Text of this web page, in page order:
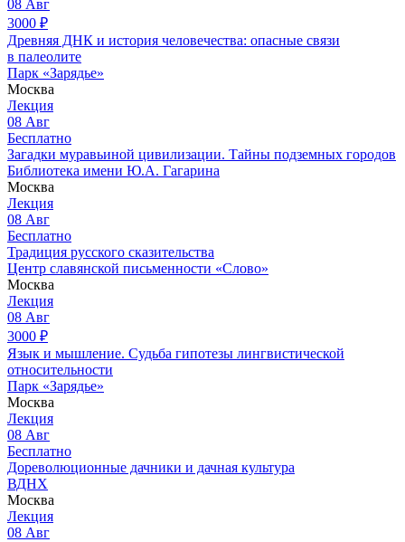
08 Авг
3000 ₽
Древняя ДНК и история человечества: опасные связи
в палеолите
Парк «Зарядье»
Москва
Лекция
08 Авг
Бесплатно
Загадки муравьиной цивилизации. Тайны подземных городов
Библиотека имени Ю.А. Гагарина
Москва
Лекция
08 Авг
Бесплатно
Традиция русского сказительства
Центр славянской письменности «Слово»
Москва
Лекция
08 Авг
3000 ₽
Язык и мышление. Судьба гипотезы лингвистической
относительности
Парк «Зарядье»
Москва
Лекция
08 Авг
Бесплатно
Дореволюционные дачники и дачная культура
ВДНХ
Москва
Лекция
08 Авг